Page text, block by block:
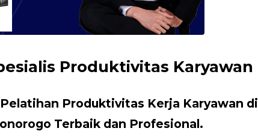
Produktivitas Karyawan
Produktivitas Kerja Karyawan di
Terbaik dan Profesional.